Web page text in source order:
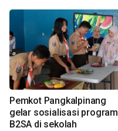
Pemkot Pangkalpinang
gelar sosialisasi program
B2SA di sekolah